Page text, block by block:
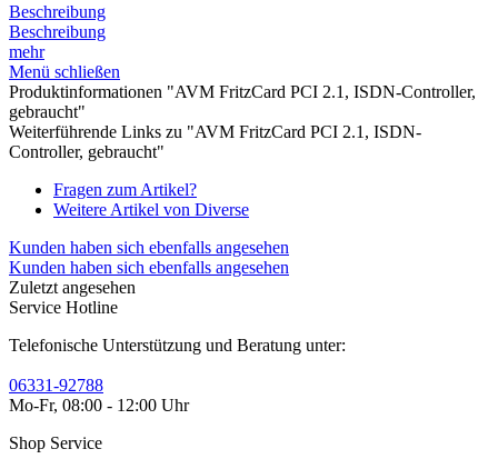
Beschreibung
Beschreibung
mehr
Menü schließen
Produktinformationen "AVM FritzCard PCI 2.1, ISDN-Controller,
gebraucht"
Weiterführende Links zu "AVM FritzCard PCI 2.1, ISDN-
Controller, gebraucht"
Fragen zum Artikel?
Weitere Artikel von Diverse
Kunden haben sich ebenfalls angesehen
Kunden haben sich ebenfalls angesehen
Zuletzt angesehen
Service Hotline
Telefonische Unterstützung und Beratung unter:
06331-92788
Mo-Fr, 08:00 - 12:00 Uhr
Shop Service